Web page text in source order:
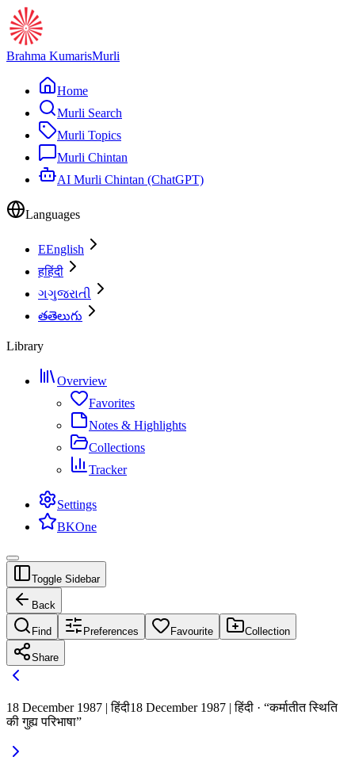
Brahma KumarisMurli
Home
Murli Search
Murli Topics
Murli Chintan
AI Murli Chintan (ChatGPT)
Languages
EEnglish
हहिंदी
ગગુજરાતી
తతెలుగు
Library
Overview
Favorites
Notes & Highlights
Collections
Tracker
Settings
BKOne
Toggle Sidebar
Back
Find Preferences Favourite Collection
Share
18 December 1987 | हिंदी18 December 1987 | हिंदी · “कर्मातीत स्थिति
की गुह्य परिभाषा”